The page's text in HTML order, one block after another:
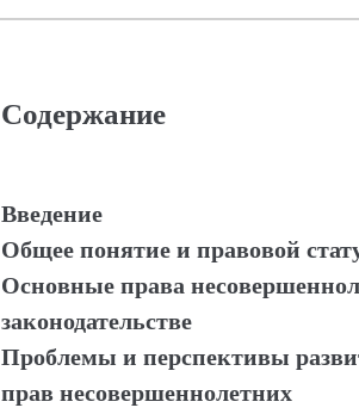
Содержание
Введение
Общее понятие и правовой
Основные права
законодательстве
Проблемы и перспективы
прав несовершеннолетних